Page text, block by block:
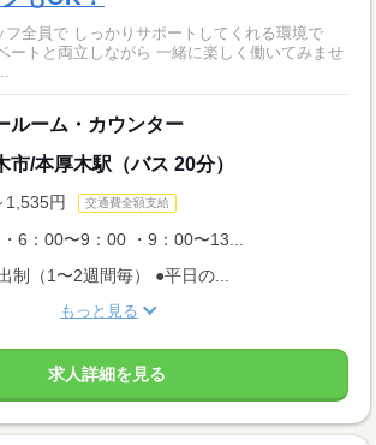
フ全員で しっかりサポートしてくれる環境で
ルーム・カウンター
市/本厚木駅（バス 20分）
1,535円 交通費全額支給
・6：00〜9：00 ・9：00〜13...
制（1〜2週間毎） ●平日の...
もっと見る
求人詳細を見る